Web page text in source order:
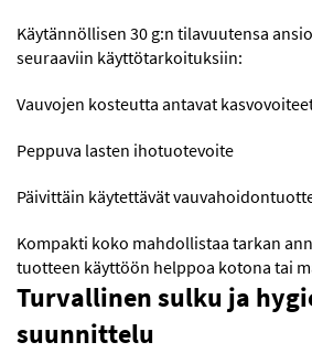
Käytännöllisen 30 g:n tilavuutensa
seuraaviin käyttötarkoituksiin:
Vauvojen kosteutta antavat
Peppuva lasten ihotuotevoite
Päivittäin käytettävät
Kompakti koko mahdollistaa tarkan
tuotteen käyttöön helppoa kotona tai
Turvallinen sulku ja
suunnittelu